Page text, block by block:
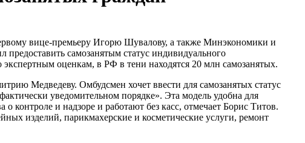
вице-премьеру Игорю Шувалову, а также Минэкономики и
самозанятым статус индивидуального
оценкам, в РФ в тени находятся 20 млн самозанятых.
Медведеву. Омбудсмен хочет ввести для самозанятых статус
уведомительном порядке». Эта модель удобна для
контроле и надзоре и работают без касс, отмечает Борис Титов.
изделий, парикмахерские и косметические услуги, ремонт